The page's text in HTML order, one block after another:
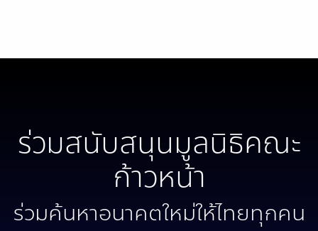
ร่วมสนับสนุนมูลนิธิคณะ
ก้าวหน้า
ร่วมค้นหาอนาคตใหม่ให้ไทยทุกคน